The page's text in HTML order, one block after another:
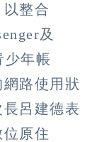
整合
及
少年帳
路使用狀
呂建德表
原住